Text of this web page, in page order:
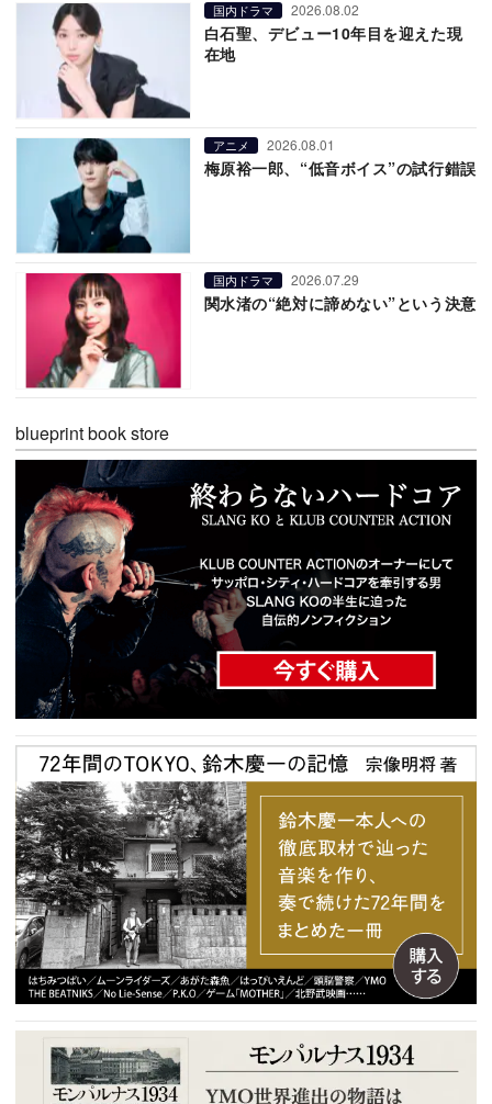
国内ドラマ 2026.08.02
白石聖、デビュー10年目を迎えた現
在地
アニメ 2026.08.01
梅原裕一郎、“低音ボイス”の試行錯誤
国内ドラマ 2026.07.29
関水渚の“絶対に諦めない”という決意
blueprint book store